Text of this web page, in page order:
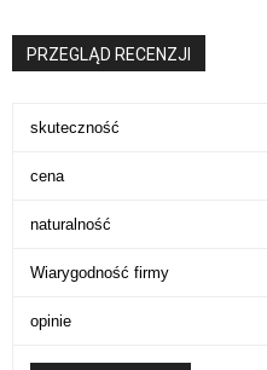
PRZEGLĄD RECENZJI
skuteczność
cena
naturalność
Wiarygodność firmy
opinie